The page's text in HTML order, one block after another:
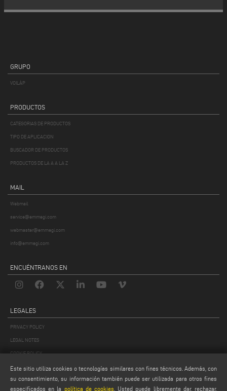
GRUPO
VOILÀP
PRODUCTOS
CATEGORIAS DE PRODUCTOS
TIPO DE APLICACION
BUSCADOR DE PRODUCTOS
PRODUCTOS DE LA A A LA Z
MAIL
Webmail
service@emmegi.com
webmaster@emmegi.com
info@emmegi.com
ENCUÉNTRANOS EN
LEGALES
PRIVACY POLICY
LEGAL NOTES
COOKIE POLICY
GENERAL TERMS AND CONDITIONS OF SALE
CONDICIONES GENERALES DE DISTRIBUCIÓN
Este sitio utiliza cookies o tecnologías similares con fines técnicos. Además, con
su consentimiento, su información también puede ser utilizada para otros fines
especificados en la
política de cookies . Usted puede libremente dar, rechazar,